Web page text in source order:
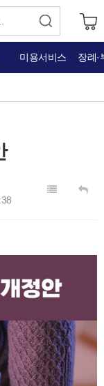
미용서비스 장례·